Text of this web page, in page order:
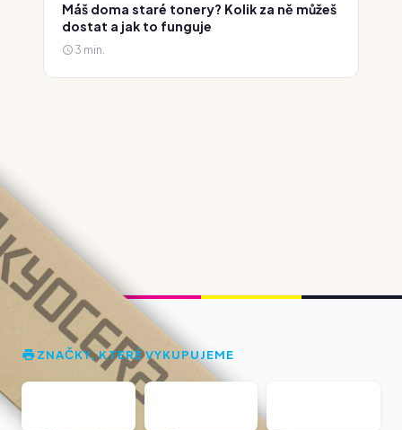
Máš doma staré tonery? Kolik za ně můžeš
dostat a jak to funguje
3 min.
ZNAČKY, KTERÉ VYKUPUJEME